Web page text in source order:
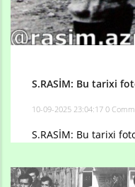
S.RASİM: Bu tarixi
10-09-2025 23:04:17 0
S.RASİM: Bu tarixi